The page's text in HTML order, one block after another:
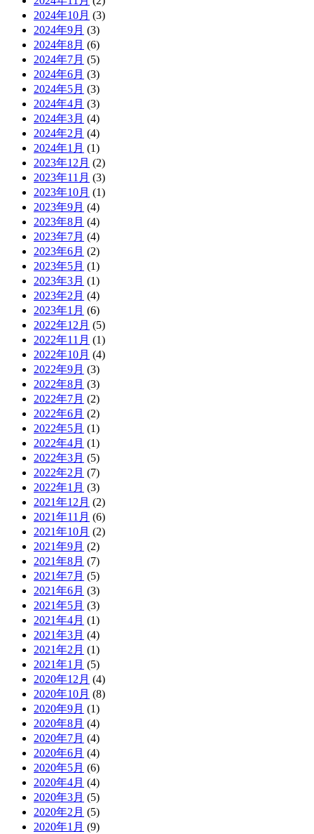
2024年10月 (3)
2024年9月 (3)
2024年8月 (6)
2024年7月 (5)
2024年6月 (3)
2024年5月 (3)
2024年4月 (3)
2024年3月 (4)
2024年2月 (4)
2024年1月 (1)
2023年12月 (2)
2023年11月 (3)
2023年10月 (1)
2023年9月 (4)
2023年8月 (4)
2023年7月 (4)
2023年6月 (2)
2023年5月 (1)
2023年3月 (1)
2023年2月 (4)
2023年1月 (6)
2022年12月 (5)
2022年11月 (1)
2022年10月 (4)
2022年9月 (3)
2022年8月 (3)
2022年7月 (2)
2022年6月 (2)
2022年5月 (1)
2022年4月 (1)
2022年3月 (5)
2022年2月 (7)
2022年1月 (3)
2021年12月 (2)
2021年11月 (6)
2021年10月 (2)
2021年9月 (2)
2021年8月 (7)
2021年7月 (5)
2021年6月 (3)
2021年5月 (3)
2021年4月 (1)
2021年3月 (4)
2021年2月 (1)
2021年1月 (5)
2020年12月 (4)
2020年10月 (8)
2020年9月 (1)
2020年8月 (4)
2020年7月 (4)
2020年6月 (4)
2020年5月 (6)
2020年4月 (4)
2020年3月 (5)
2020年2月 (5)
2020年1月 (9)